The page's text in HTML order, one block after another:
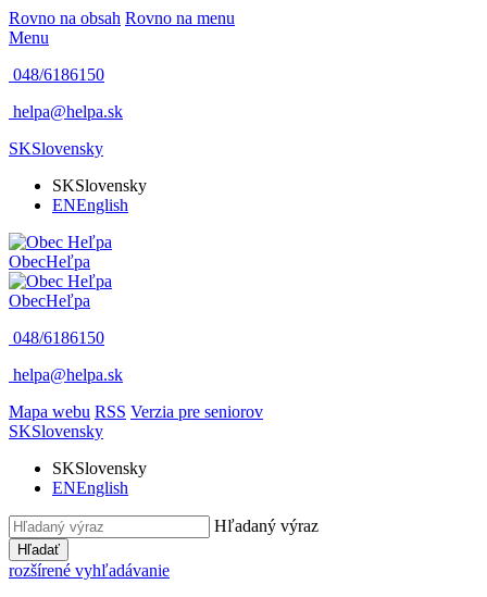
Rovno na obsah Rovno na menu
Menu
048/6186150
helpa@helpa.sk
SKSlovensky
SKSlovensky
ENEnglish
ObecHeľpa
ObecHeľpa
048/6186150
helpa@helpa.sk
Mapa webu RSS Verzia pre seniorov
SKSlovensky
SKSlovensky
ENEnglish
Hľadaný výraz
Hľadať
rozšírené vyhľadávanie